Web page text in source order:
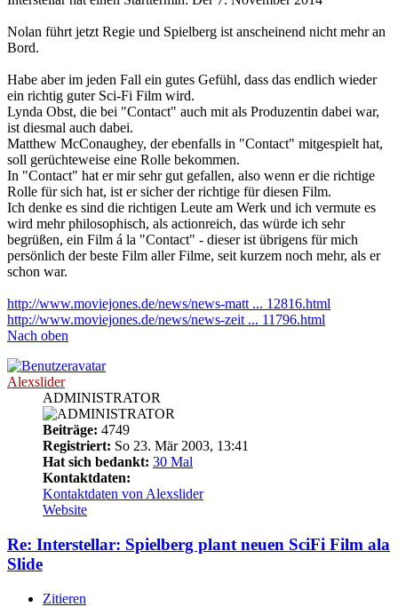
Nolan führt jetzt Regie und Spielberg ist anscheinend nicht mehr an
Bord.
Habe aber im jeden Fall ein gutes Gefühl, dass das endlich wieder
ein richtig guter Sci-Fi Film wird.
Lynda Obst, die bei "Contact" auch mit als Produzentin dabei war,
ist diesmal auch dabei.
Matthew McConaughey, der ebenfalls in "Contact" mitgespielt hat,
soll gerüchteweise eine Rolle bekommen.
In "Contact" hat er mir sehr gut gefallen, also wenn er die richtige
Rolle für sich hat, ist er sicher der richtige für diesen Film.
Ich denke es sind die richtigen Leute am Werk und ich vermute es
wird mehr philosophisch, als actionreich, das würde ich sehr
begrüßen, ein Film á la "Contact" - dieser ist übrigens für mich
persönlich der beste Film aller Filme, seit kurzem noch mehr, als er
schon war.
http://www.moviejones.de/news/news-matt ... 12816.html
http://www.moviejones.de/news/news-zeit ... 11796.html
Nach oben
Alexslider
ADMINISTRATOR
Beiträge: 4749
Registriert: So 23. Mär 2003, 13:41
Hat sich bedankt: 30 Mal
Kontaktdaten:
Kontaktdaten von Alexslider
Website
Re: Interstellar: Spielberg plant neuen SciFi Film ala
Slide
Zitieren